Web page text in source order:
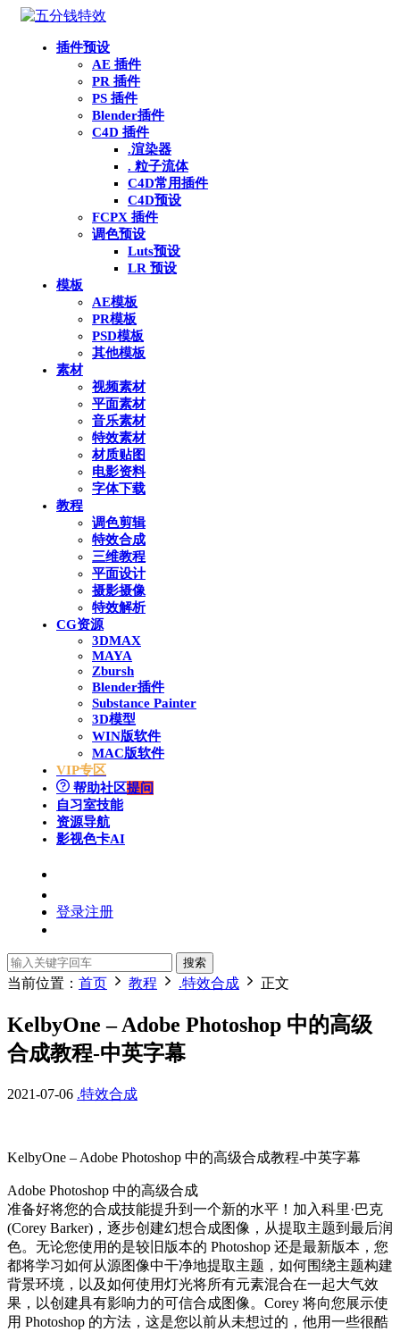
插件预设
AE 插件
PR 插件
PS 插件
Blender插件
C4D 插件
.渲染器
. 粒子流体
C4D常用插件
C4D预设
FCPX 插件
调色预设
Luts预设
LR 预设
模板
AE模板
PR模板
PSD模板
其他模板
素材
视频素材
平面素材
音乐素材
特效素材
材质贴图
电影资料
字体下载
教程
调色剪辑
特效合成
三维教程
平面设计
摄影摄像
特效解析
CG资源
3DMAX
MAYA
Zbursh
Blender插件
Substance Painter
3D模型
WIN版软件
MAC版软件
VIP专区
帮助社区提问
自习室技能
资源导航
影视色卡AI
登录注册
搜索
当前位置： 首页 教程 .特效合成 正文
KelbyOne – Adob​​e Photoshop 中的高级
合成教程-中英字幕
2021-07-06 .特效合成
KelbyOne – Adob​​e Photoshop 中的高级合成教程-中英字幕
Adobe Photoshop 中的高级合成
准备好将您的合成技能提升到一个新的水平！加入科里·巴克
(Corey Barker)，逐步创建幻想合成图像，从提取主题到最后润
色。无论您使用的是较旧版本的 Photoshop 还是最新版本，您
都将学习如何从源图像中干净地提取主题，如何围绕主题构建
背景环境，以及如何使用灯光将所有元素混合在一起大气效
果，以创建具有影响力的可信合成图像。Corey 将向您展示使
用 Photoshop 的方法，这是您以前从未想过的，他用一些很酷